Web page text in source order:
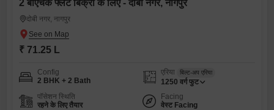
2 बीएचके फ्लैट बिक्री के लिए - दोबी नगर, नागपुर
दोबी नगर, नागपुर
₹ 71.25 L
Config
2 BHK + 2 Bath
एरिया बिल्ट-अप एरिया
1250 वर्ग फुट
पॉसेशन स्थिति
रहने के लिए तैयार
Facing
वेस्ट Facing